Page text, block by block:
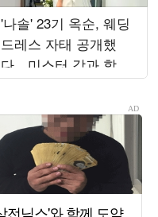
'나솔' 23기 옥순, 웨딩
드레스 자태 공개했
다…미스터 강과 함께
한 결혼 준비